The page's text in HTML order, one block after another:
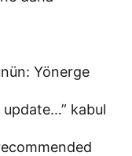
Yönerge
kabul